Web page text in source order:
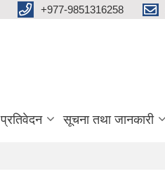
+977-9851316258
प्रतिवेदन सूचना तथा जानकारी